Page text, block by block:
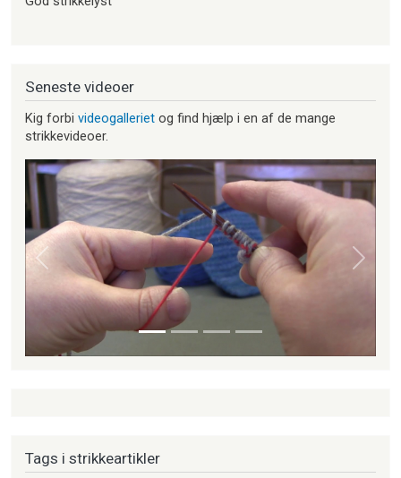
Seneste videoer
Kig forbi videogalleriet og find hjælp i en af de mange
strikkevideoer.
Forrige Næste
Tags i strikkeartikler